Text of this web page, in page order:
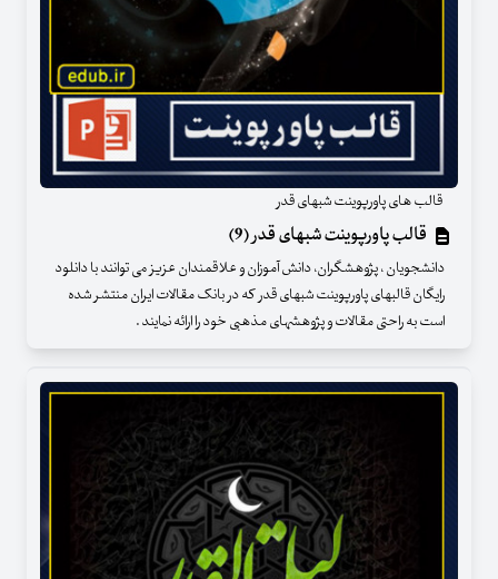
قالب های پاورپوینت شبهای قدر
قالب پاورپوینت شبهای قدر (9)
دانشجویان ، پژوهشگران، دانش آموزان و علاقمندان عزیز می توانند با دانلود
رایگان قالبهای پاورپوینت شبهای قدر که در بانک مقالات ایران منتشر شده
است به راحتی مقالات و پژوهشهای مذهبی خود را ارائه نمایند .